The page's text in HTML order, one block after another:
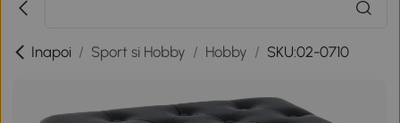
Inapoi / Sport si Hobby / Hobby / SKU:02-0710